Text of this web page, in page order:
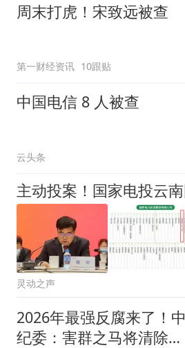
周末打虎！宋致远被查
第一财经资讯 10跟贴
中国电信 8 人被查
云头条
灵动之声
2026年最强反腐来了！中
纪委：害群之马将清除到